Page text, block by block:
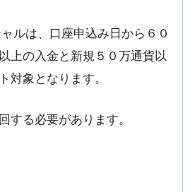
ルは、口座申込み日から６０
上の入金と新規５０万通貨以
対象となります。
する必要があります。